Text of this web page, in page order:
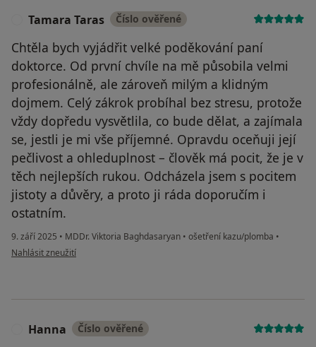
Tamara Taras Číslo ověřené
Chtěla bych vyjádřit velké poděkování paní
doktorce. Od první chvíle na mě působila velmi
profesionálně, ale zároveň milým a klidným
dojmem. Celý zákrok probíhal bez stresu, protože
vždy dopředu vysvětlila, co bude dělat, a zajímala
se, jestli je mi vše příjemné. Opravdu oceňuji její
pečlivost a ohleduplnost – člověk má pocit, že je v
těch nejlepších rukou. Odcházela jsem s pocitem
jistoty a důvěry, a proto ji ráda doporučím i
ostatním.
9. září 2025 • MDDr. Viktoria Baghdasaryan • ošetření kazu/plomba •
podle názoru uživatele Tamara Taras
Nahlásit zneužití
Hanna Číslo ověřené